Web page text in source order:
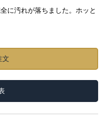
に汚れが落ちました。ホッと
文